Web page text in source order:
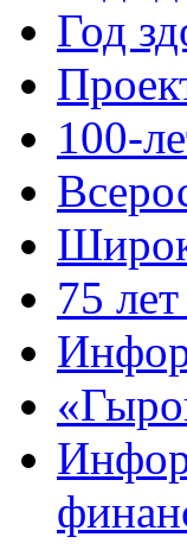
Год
100-
75